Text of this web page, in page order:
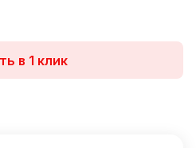
в 1 клик